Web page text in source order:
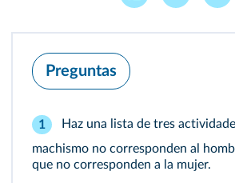
Preguntas
1
Haz una lista de tres
machismo no corresponden al
que no corresponden a la mujer.